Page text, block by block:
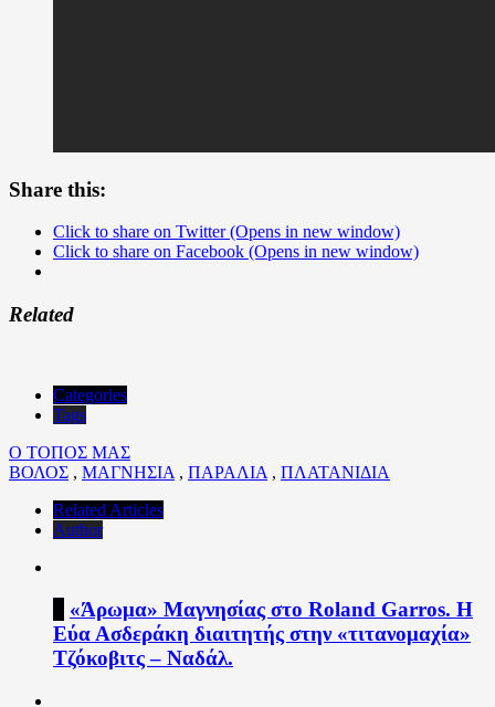
Share this:
Click to share on Twitter (Opens in new window)
Click to share on Facebook (Opens in new window)
Related
Categories
Tags
Ο ΤΟΠΟΣ ΜΑΣ
ΒΟΛΟΣ , ΜΑΓΝΗΣΙΑ , ΠΑΡΑΛΙΑ , ΠΛΑΤΑΝΙΔΙΑ
Related Articles
Author
«Άρωμα» Μαγνησίας στο Roland Garros. Η
Εύα Ασδεράκη διαιτητής στην «τιτανομαχία»
Τζόκοβιτς – Ναδάλ.